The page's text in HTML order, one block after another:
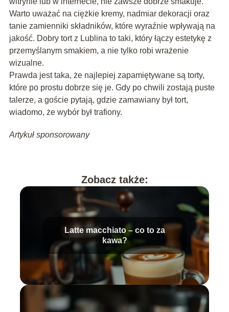
Warto uważać na ciężkie kremy, nadmiar dekoracji oraz
tanie zamienniki składników, które wyraźnie wpływają na
jakość. Dobry tort z Lublina to taki, który łączy estetykę z
przemyślanym smakiem, a nie tylko robi wrażenie
wizualne.
Prawda jest taka, że najlepiej zapamiętywane są torty,
które po prostu dobrze się je. Gdy po chwili zostają puste
talerze, a goście pytają, gdzie zamawiany był tort,
wiadomo, że wybór był trafiony.
Artykuł sponsorowany
Zobacz także:
Latte macchiato – co to za
kawa?